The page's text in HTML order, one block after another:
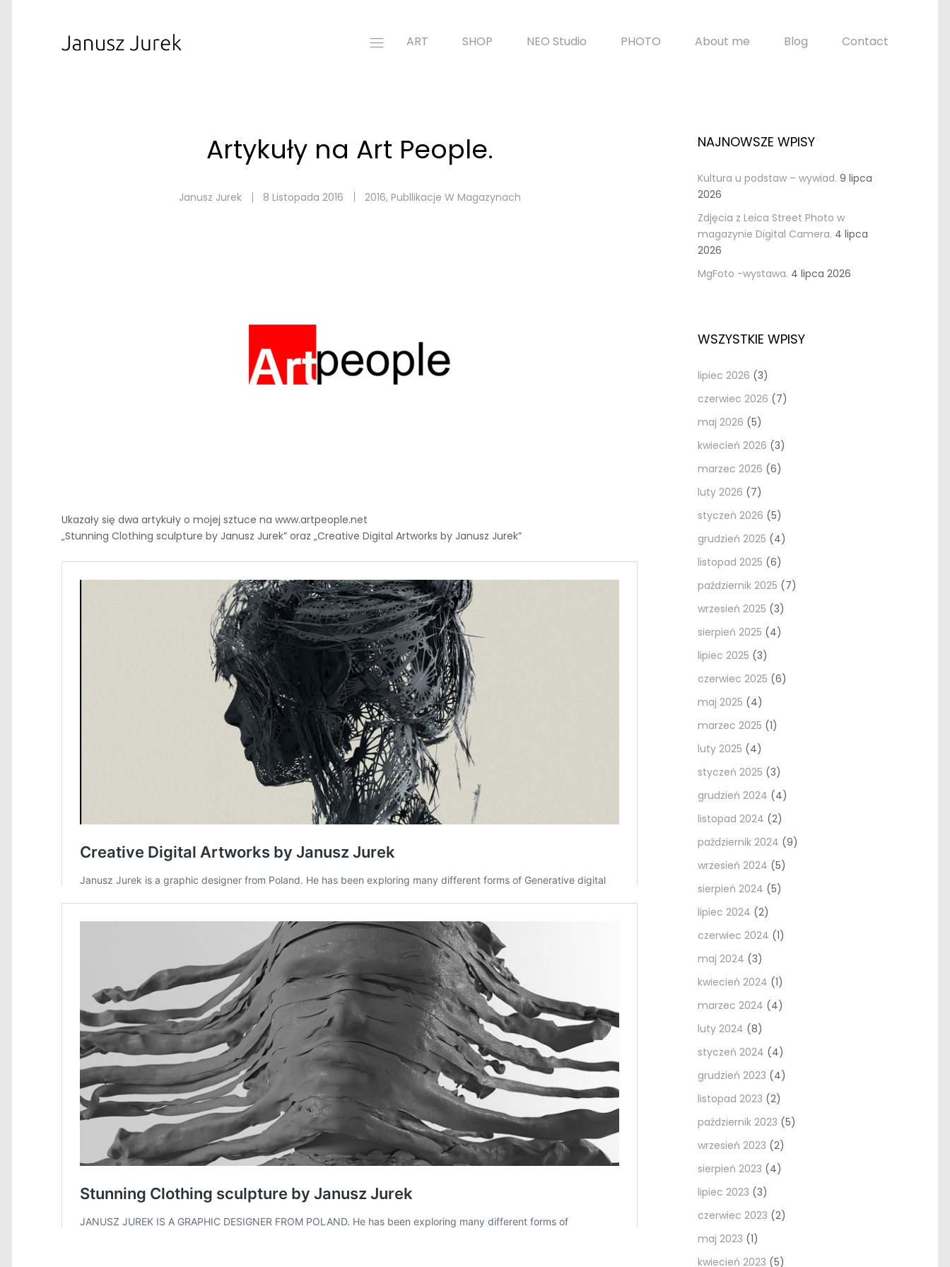
ART SHOP NEO Studio PHOTO About me Blog Contact
Artykuły na Art People.
Janusz Jurek 8 Listopada 2016 2016, Publlikacje W Magazynach
Ukazały się dwa artykuły o mojej sztuce na www.artpeople.net
„Stunning Clothing sculpture by Janusz Jurek” oraz „Creative Digital Artworks by Janusz Jurek”
NAJNOWSZE WPISY
Kultura u podstaw – wywiad. 9 lipca
2026
Zdjęcia z Leica Street Photo w
magazynie Digital Camera. 4 lipca
2026
MgFoto -wystawa. 4 lipca 2026
WSZYSTKIE WPISY
lipiec 2026 (3)
czerwiec 2026 (7)
maj 2026 (5)
kwiecień 2026 (3)
marzec 2026 (6)
luty 2026 (7)
styczeń 2026 (5)
grudzień 2025 (4)
listopad 2025 (6)
październik 2025 (7)
wrzesień 2025 (3)
sierpień 2025 (4)
lipiec 2025 (3)
czerwiec 2025 (6)
maj 2025 (4)
marzec 2025 (1)
luty 2025 (4)
styczeń 2025 (3)
grudzień 2024 (4)
listopad 2024 (2)
październik 2024 (9)
wrzesień 2024 (5)
sierpień 2024 (5)
lipiec 2024 (2)
czerwiec 2024 (1)
maj 2024 (3)
kwiecień 2024 (1)
marzec 2024 (4)
luty 2024 (8)
styczeń 2024 (4)
grudzień 2023 (4)
listopad 2023 (2)
październik 2023 (5)
wrzesień 2023 (2)
sierpień 2023 (4)
lipiec 2023 (3)
czerwiec 2023 (2)
maj 2023 (1)
kwiecień 2023 (5)